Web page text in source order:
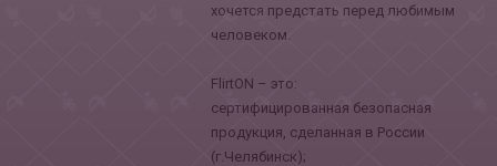
хочется предстать перед любимым
человеком.
FlirtON – это:
сертифицированная безопасная
продукция, сделанная в России
(г.Челябинск);